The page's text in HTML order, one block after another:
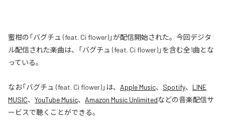
蜜柑の「バグチュ (feat. Ci flower)」が配信開始された。今回デジタ
ル配信された楽曲は、「バグチュ (feat. Ci flower)」を含む全1曲とな
っている。
なお「バグチュ (feat. Ci flower)」は、 Apple Music、 Spotify、 LINE
MUSIC、 YouTube Music、 Amazon Music Unlimitedなどの音楽配信サ
ービスで聴くことができる。